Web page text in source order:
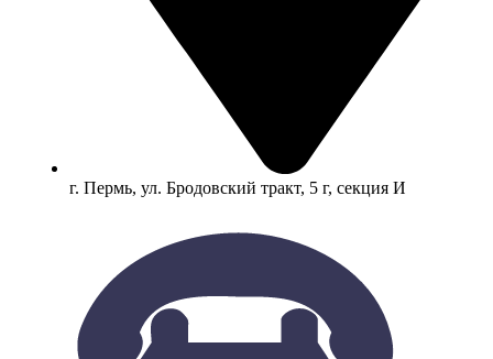
г. Пермь, ул. Бродовский тракт, 5 г, секция И